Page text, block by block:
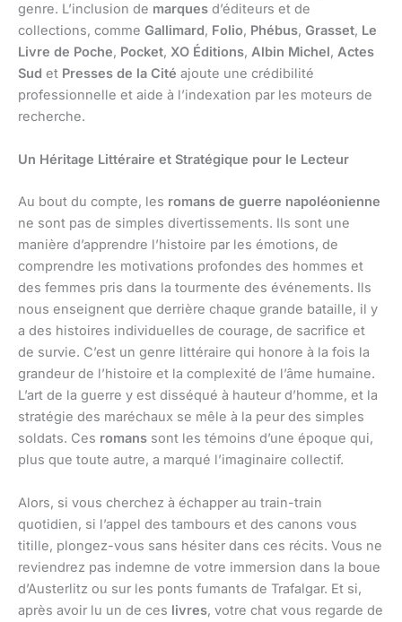
genre. L’inclusion de marques d’éditeurs et de
collections, comme Gallimard, Folio, Phébus, Grasset, Le
Livre de Poche, Pocket, XO Éditions, Albin Michel, Actes
Sud et Presses de la Cité ajoute une crédibilité
professionnelle et aide à l’indexation par les moteurs de
recherche.
Un Héritage Littéraire et Stratégique pour le Lecteur
Au bout du compte, les romans de guerre napoléonienne
ne sont pas de simples divertissements. Ils sont une
manière d’apprendre l’histoire par les émotions, de
comprendre les motivations profondes des hommes et
des femmes pris dans la tourmente des événements. Ils
nous enseignent que derrière chaque grande bataille, il y
a des histoires individuelles de courage, de sacrifice et
de survie. C’est un genre littéraire qui honore à la fois la
grandeur de l’histoire et la complexité de l’âme humaine.
L’art de la guerre y est disséqué à hauteur d’homme, et la
stratégie des maréchaux se mêle à la peur des simples
soldats. Ces romans sont les témoins d’une époque qui,
plus que toute autre, a marqué l’imaginaire collectif.
Alors, si vous cherchez à échapper au train-train
quotidien, si l’appel des tambours et des canons vous
titille, plongez-vous sans hésiter dans ces récits. Vous ne
reviendrez pas indemne de votre immersion dans la boue
d’Austerlitz ou sur les ponts fumants de Trafalgar. Et si,
après avoir lu un de ces livres, votre chat vous regarde de